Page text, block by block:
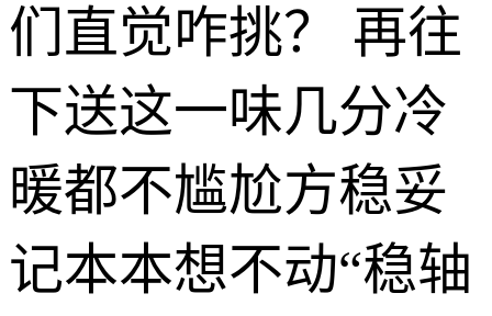
们直觉咋挑？ 再往
下送这一味几分冷
暖都不尴尬方稳妥
记本本想不动“稳轴